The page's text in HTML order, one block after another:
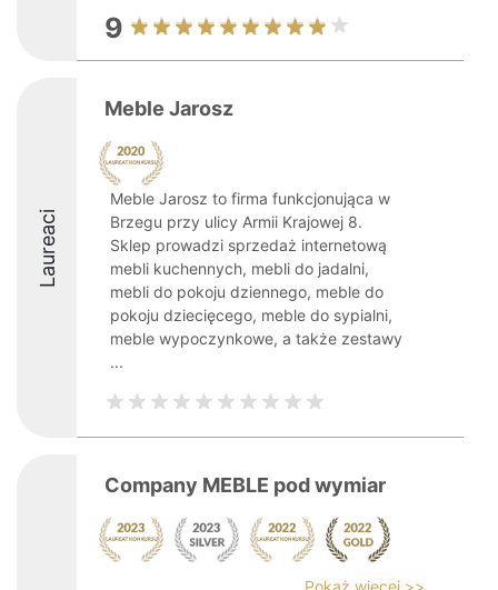
9
Laureaci
Meble Jarosz
Meble Jarosz to firma funkcjonująca w
Brzegu przy ulicy Armii Krajowej 8.
Sklep prowadzi sprzedaż internetową
mebli kuchennych, mebli do jadalni,
mebli do pokoju dziennego, meble do
pokoju dziecięcego, meble do sypialni,
meble wypoczynkowe, a także zestawy
...
Company MEBLE pod wymiar
Pokaż więcej >>